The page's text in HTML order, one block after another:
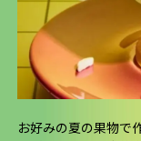
お好みの夏の果物で